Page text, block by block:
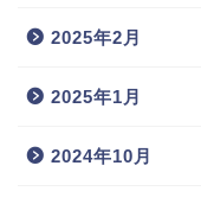
2025年2月
2025年1月
2024年10月